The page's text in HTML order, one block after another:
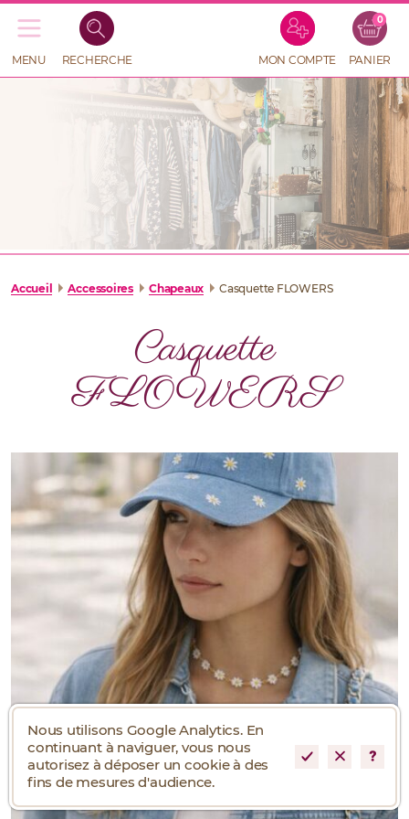
Recherche
de
MENU RECHERCHE MON COMPTE PANIER
0
RECHERCHE
DE
PRODUITS
Accueil Accessoires Chapeaux Casquette FLOWERS
Casquette
FLOWERS
Nous utilisons Google Analytics. En
continuant à naviguer, vous nous
autorisez à déposer un cookie à des
fins de mesures d'audience.